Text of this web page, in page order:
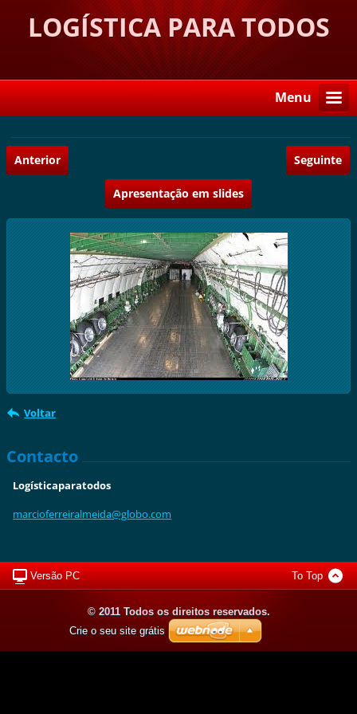
LOGÍSTICA PARA TODOS
Menu
Anterior Seguinte
Apresentação em slides
Voltar
Contacto
Logísticaparatodos
marcioferreiralmeida@globo.com
Versão PC To Top
© 2011 Todos os direitos reservados.
Crie o seu site grátis